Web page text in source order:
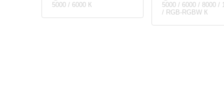
5000 / 6000 К
5000 / 6000 / 8000 /
/ RGB-RGBW К